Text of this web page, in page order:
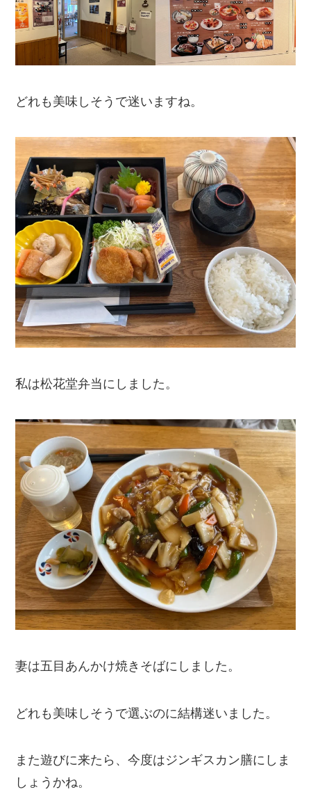
どれも美味しそうで迷いますね。
私は松花堂弁当にしました。
妻は五目あんかけ焼きそばにしました。
どれも美味しそうで選ぶのに結構迷いました。
また遊びに来たら、今度はジンギスカン膳にしま
しょうかね。